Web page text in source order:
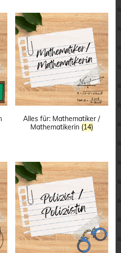
Alles für: Mathematiker /
Mathematikerin (14)